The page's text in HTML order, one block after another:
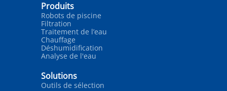
Produits
Robots de piscine
Filtration
Traitement de l’eau
Chauffage
Déshumidification
Analyse de l'eau
Solutions
Outils de sélection